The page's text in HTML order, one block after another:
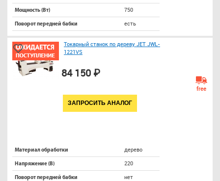
Мощность (Вт) 750
Поворот передней бабки есть
Токарный станок по дереву JET JWL-
1221VS
84 150 ₽
ЗАПРОСИТЬ АНАЛОГ
free
Материал обработки дерево
Напряжение (В) 220
Поворот передней бабки нет